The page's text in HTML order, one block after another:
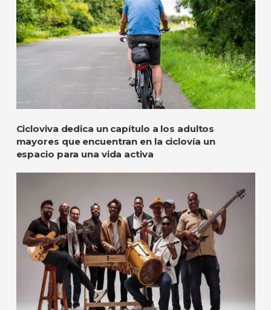
Cicloviva dedica un capítulo a los adultos
mayores que encuentran en la ciclovía un
espacio para una vida activa